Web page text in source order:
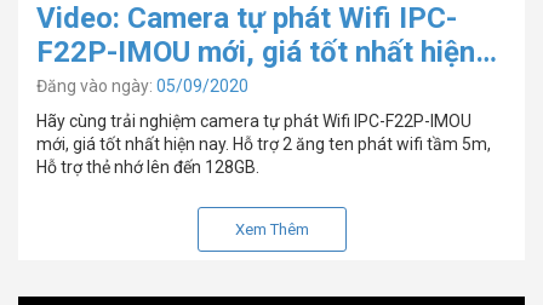
Video: Camera tự phát Wifi IPC-
F22P-IMOU mới, giá tốt nhất hiện
nay
Đăng vào ngày: 05/09/2020
Hãy cùng trải nghiệm camera tự phát Wifi IPC-F22P-IMOU
mới, giá tốt nhất hiện nay. Hỗ trợ 2 ăng ten phát wifi tầm 5m,
Hỗ trợ thẻ nhớ lên đến 128GB.
Xem Thêm